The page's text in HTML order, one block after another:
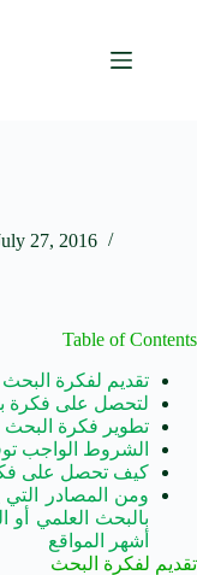
27, 2016
Table of Contents
تقديم لفكرة البحث
لتحصل على فكرة
تطوير فكرة البحث
الشروط الواجب
كيف تحصل على
ومن المصادر التي
بالبحث العلمي أو
أشهر المواقع
تقديم لفكرة البحث